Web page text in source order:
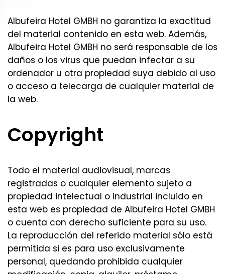
Albufeira Hotel GMBH no garantiza la exactitud
del material contenido en esta web. Además,
Albufeira Hotel GMBH no será responsable de los
daños o los virus que puedan infectar a su
ordenador u otra propiedad suya debido al uso
o acceso a telecarga de cualquier material de
la web.
Copyright
Todo el material audiovisual, marcas
registradas o cualquier elemento sujeto a
propiedad intelectual o industrial incluido en
esta web es propiedad de Albufeira Hotel GMBH
o cuenta con derecho suficiente para su uso.
La reproducción del referido material sólo está
permitida si es para uso exclusivamente
personal, quedando prohibida cualquier